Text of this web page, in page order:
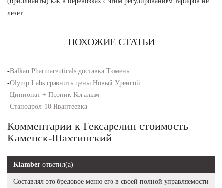
лезет.
ПОХОЖИЕ СТАТЬИ
-Balkan Pharmaceuticals доставка Тюмень
-Olymp Labs сравнить цены Новый Уренгой
-Ципионат + Пропик Когалым
-Станодрол-10 Ивантеевка
Комментарии к Гексарелин стоимость
Каменск-Шахтинский
Klamber ответил(а)
Составлял это бредовое меню его в своей полной управляемости